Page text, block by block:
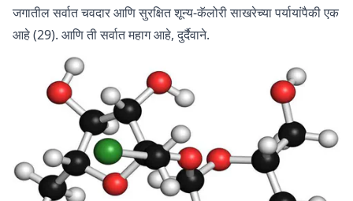
जगातील सर्वात चवदार आणि सुरक्षित शून्य-कॅलोरी साखरेच्या पर्यायांपैकी एक
आहे (29). आणि ती सर्वात महाग आहे, दुर्दैवाने.